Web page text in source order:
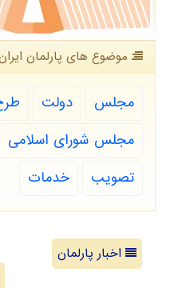
موضوع های پارلمان
مجلس دولت
مجلس شورای اسلامی
تصویب
خدمات
اخبار پارلمان